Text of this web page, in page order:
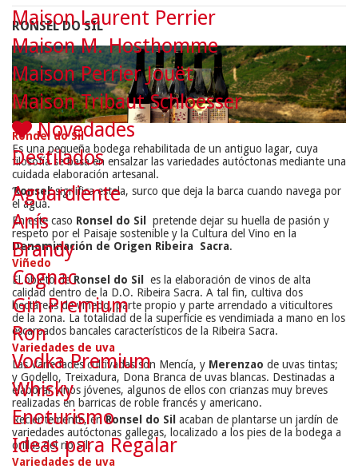
RONSEL DO SIL
Rondel do Sil
Es una pequeña bodega rehabilitada de un antiguo lagar, cuya
filosofía se basa en ensalzar las variedades autóctonas mediante una
cuidada elaboración artesanal.
‘Ronsel’ significa estela, surco que deja la barca cuando navega por
el agua.
En este caso Ronsel do Sil pretende dejar su huella de pasión y
respeto por el Paisaje sostenible y la Cultura del Vino en la
Denominación de Origen Ribeira Sacra.
Viñedo
El objeto deRonsel do Sil es la elaboración de vinos de alta
calidad dentro de la D.O. Ribeira Sacra. A tal fin, cultiva dos
hectáreas de viñedo, parte propio y parte arrendado a viticultores
de la zona. La totalidad de la superficie es vendimiada a mano en los
escarpados bancales característicos de la Ribeira Sacra.
Variedades de uva
Las Variedades cultivadas son Mencía, y Merenzao de uvas tintas;
y Godello, Treixadura, Dona Branca de uvas blancas. Destinadas a
elaborar vinos jóvenes, algunos de ellos con crianzas muy breves
realizadas en barricas de roble francés y americano.
Recientemente, enRonsel do Sil acaban de plantarse un jardín de
variedades autóctonas gallegas, localizado a los pies de la bodega a
orillas del rio Sil.
Variedades de uva
Maison Laurent Perrier
Maison M. Hosthomme
Maison Perrier Jouët
Maison Tribaut Schloesser
Novedades
Destilados
Aguardiente
Anís
Brandy
Cognac
Gin Premium
Ron
Vodka Premium
Whisky
Enoturismo
Ideas para Regalar